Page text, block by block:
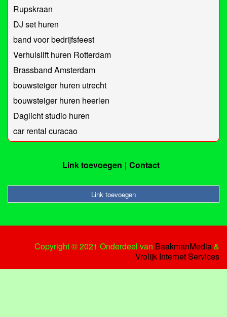
Rupskraan
DJ set huren
band voor bedrijfsfeest
Verhuislift huren Rotterdam
Brassband Amsterdam
bouwsteiger huren utrecht
bouwsteiger huren heerlen
Daglicht studio huren
car rental curacao
Link toevoegen Contact
Link toevoegen
Copyright © 2021 Onderdeel van BaakmanMedia&
Vrolijk Internet Services